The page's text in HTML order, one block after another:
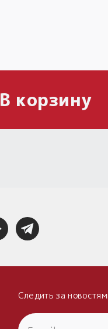
В корзину
Следить за